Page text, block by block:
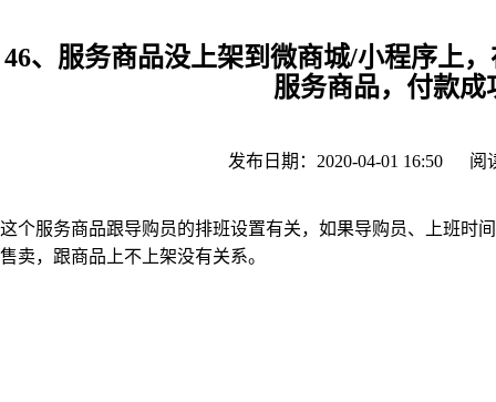
46、服务商品没上架到微商城/小程序上
服务商品，付款成
发布日期：2020-04-01 16:50 阅
这个服务商品跟导购员的排班设置有关，如果导购员、上班时
售卖，跟商品上不上架没有关系。